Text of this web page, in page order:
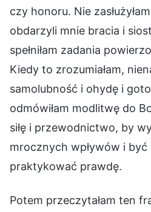
czy honoru. Nie
obdarzyli mnie bracia i
spełniłam zadania
Kiedy to zrozumiałam,
samolubność i ohydę i
odmówiłam modlitwę do
siłę i przewodnictwo, by
mrocznych wpływów i być
praktykować prawdę.
Potem przeczytałam ten